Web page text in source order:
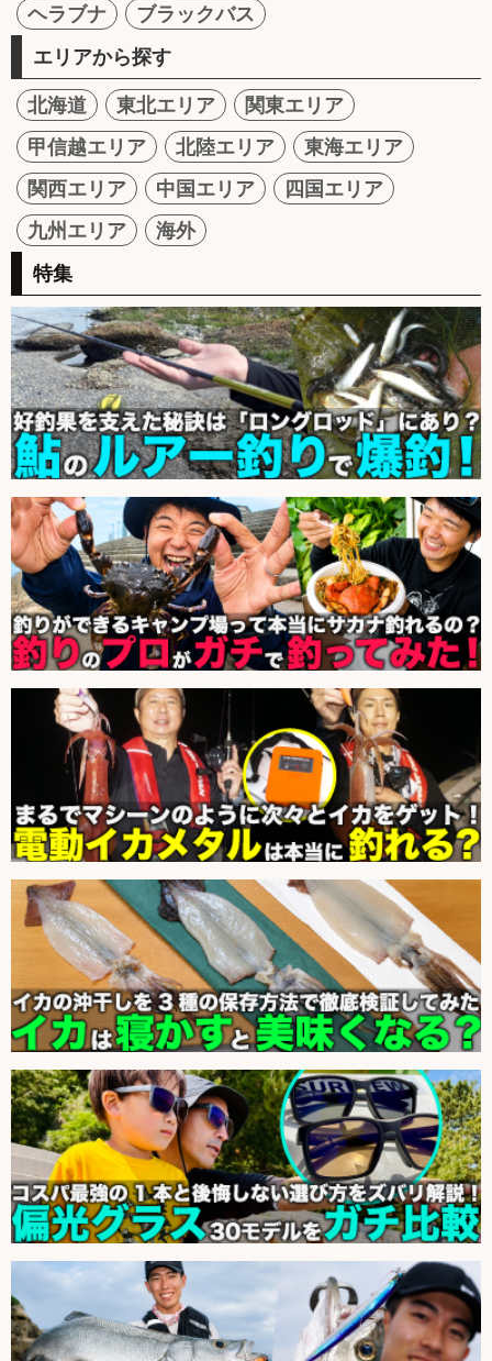
ヘラブナ
ブラックバス
エリアから探す
北海道 東北エリア
関東エリア
甲信越エリア
北陸エリア
東海エリア
関西エリア
中国エリア
四国エリア
九州エリア
海外
特集